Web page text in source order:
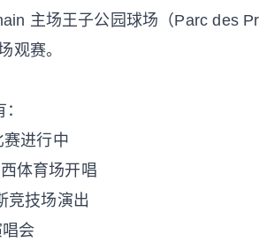
主场王子公园球场（Parc des
观赛。
进行中
体育场开唱
竞技场演出
会